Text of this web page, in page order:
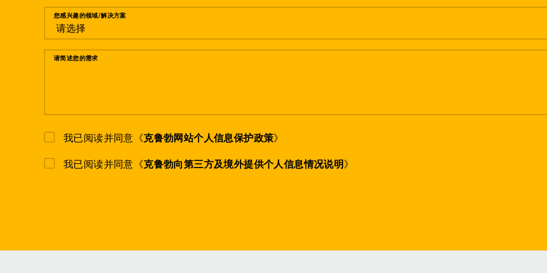
您感兴趣的领域/解决方案
请简述您的需求
我已阅读并同意《克鲁勃网站个人信息保护政策》
我已阅读并同意《克鲁勃向第三方及境外提供个人信息情况说明》